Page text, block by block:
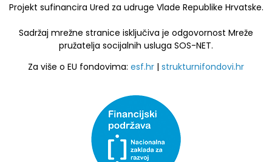
Projekt sufinancira Ured za udruge Vlade Republike Hrvatske.
Sadržaj mrežne stranice isključiva je odgovornost Mreže
pružatelja socijalnih usluga SOS-NET.
Za više o EU fondovima: esf.hr | strukturnifondovi.hr